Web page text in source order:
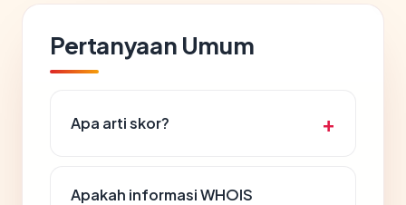
Pertanyaan Umum
Apa arti skor?
Apakah informasi WHOIS